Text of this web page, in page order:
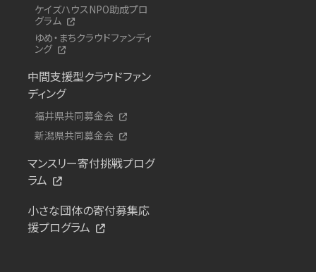
ケイズハウスNPO助成プロ
グラム
ゆめ・まちクラウドファンディ
ング
中間支援型クラウドファン
ディング
福井県共同募金会
新潟県共同募金会
マンスリー寄付挑戦プログ
ラム
小さな団体の寄付募集応
援プログラム